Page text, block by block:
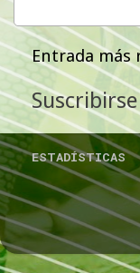
Entrada más
ESTADÍSTICAS